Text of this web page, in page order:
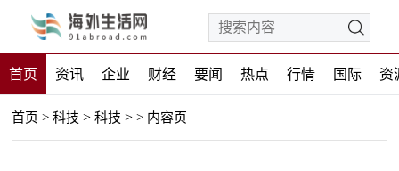
首页 资讯 企业 财经 要闻 热点 行情 国际 资
首页 > 科技 > 科技 > > 内容页